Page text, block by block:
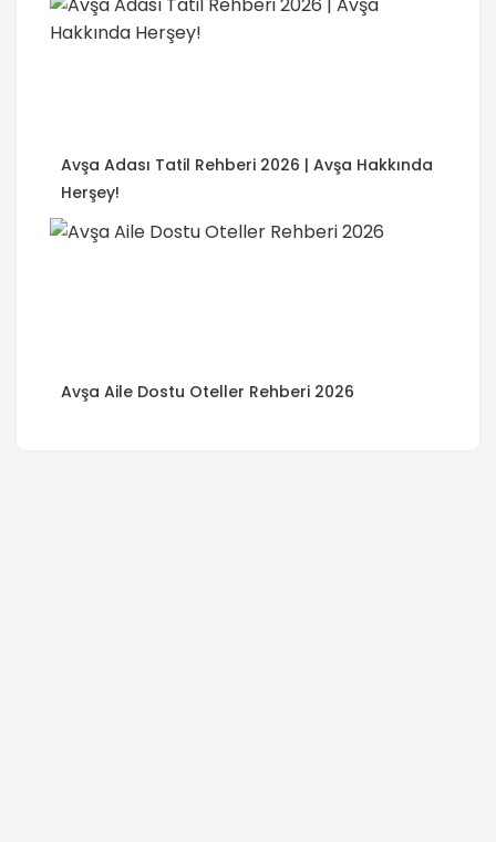
Avşa Adası Tatil Rehberi 2026 | Avşa Hakkında
Herşey!
Avşa Aile Dostu Oteller Rehberi 2026